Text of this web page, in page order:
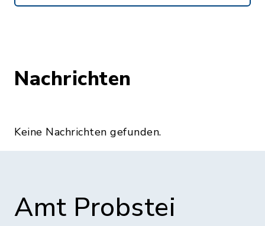
Nachrichten
Keine Nachrichten gefunden.
Amt Probstei